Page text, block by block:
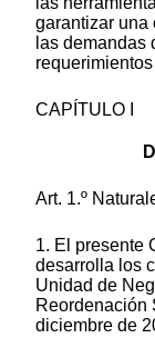
garantizar una
las demandas
CAPÍTULO I
Art. 1.º
1. El presente
desarrolla los
Unidad de
Reordenación
diciembre de